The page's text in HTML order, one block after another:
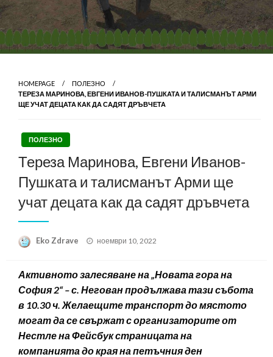
HOMEPAGE
ПОЛЕЗНО
ТЕРЕЗА МАРИНОВА, ЕВГЕНИ ИВАНОВ-ПУШКАТА И ТАЛИСМАНЪТ АРМИ
ЩЕ УЧАТ ДЕЦАТА КАК ДА САДЯТ ДРЪВЧЕТА
ПОЛЕЗНО
Тереза Маринова, Евгени Иванов-
Пушката и талисманът Арми ще
учат децата как да садят дръвчета
Eko Zdrave
Posted
ноември 10, 2022
Активното залесяване на „Новата гора на
София 2“ – с. Негован продължава тази събота
в 10.30 ч. Желаещите транспорт до мястото
могат да се свържат с организаторите от
Нестле на Фейсбук страницата на
компанията до края на петъчния ден